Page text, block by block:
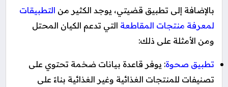
بالإضافة إلى تطبيق قضيتي، يوجد الكثير من التطبيقات
لمعرفة منتجات المقاطعة التي تدعم الكيان المحتل
ومن الأمثلة على ذلك:
تطبيق صحوة: يوفر قاعدة بيانات ضخمة تحتوي على
تصنيفات للمنتجات الغذائية وغير الغذائية بناءً على